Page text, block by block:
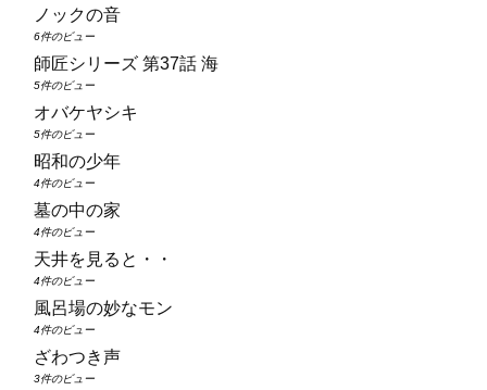
ノックの音
6件のビュー
師匠シリーズ 第37話 海
5件のビュー
オバケヤシキ
5件のビュー
昭和の少年
4件のビュー
墓の中の家
4件のビュー
天井を見ると・・
4件のビュー
風呂場の妙なモン
4件のビュー
ざわつき声
3件のビュー